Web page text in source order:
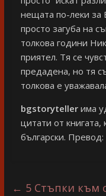
нещата по-леки за
просто загуба на
толкова години
приятел. Тя се
предадена, но тя
толкова е
bgstorytellerима
цитати от книгата,
български.
← 5 Стъпки към